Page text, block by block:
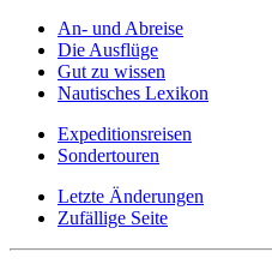
An- und Abreise
Die Ausflüge
Gut zu wissen
Nautisches Lexikon
Expeditionsreisen
Sondertouren
Letzte Änderungen
Zufällige Seite